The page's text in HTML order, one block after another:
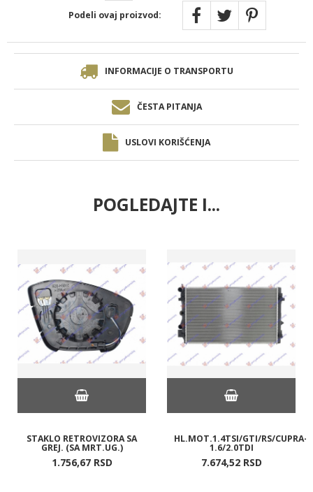
Podeli ovaj proizvod:
INFORMACIJE O TRANSPORTU
ČESTA PITANJA
USLOVI KORIŠĆENJA
POGLEDAJTE I...
STAKLO RETROVIZORA SA
GREJ. (SA MRT.UG.)
1.756,67 RSD
HL.MOT.1.4TSI/GTI/RS/CUPRA-
1.6/2.0TDI
7.674,52 RSD